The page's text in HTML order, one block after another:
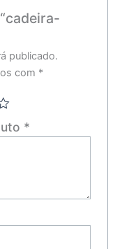
publicado.
com *
*